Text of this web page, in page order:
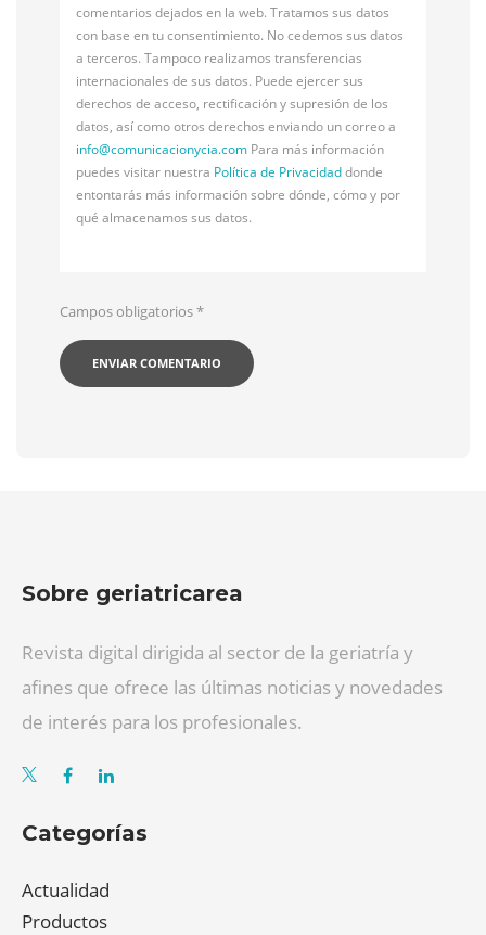
comentarios dejados en la web. Tratamos sus datos
con base en tu consentimiento. No cedemos sus datos
a terceros. Tampoco realizamos transferencias
internacionales de sus datos. Puede ejercer sus
derechos de acceso, rectificación y supresión de los
datos, así como otros derechos enviando un correo a
info@comunicacionycia.com Para más información
puedes visitar nuestra Política de Privacidaddonde
entontarás más información sobre dónde, cómo y por
qué almacenamos sus datos.
Campos obligatorios*
Sobre geriatricarea
Revista digital dirigida al sector de la geriatría y
afines que ofrece las últimas noticias y novedades
de interés para los profesionales.
Categorías
Actualidad
Productos